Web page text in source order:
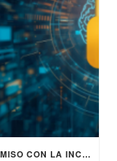
COORDINA REFUERZA SU COMPROMISO CON LA INCLUSIÓN DIGITAL EN EL PROYECTO EUROPEO ERASMUS+ VIGO4AI